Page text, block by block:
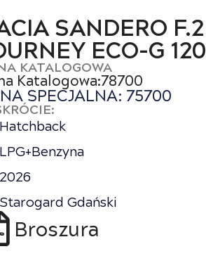
SANDERO F.2
ECO-G 120
KATALOGOWA
Katalogowa:78700
SPECJALNA: 75700
Hatchback
LPG+Benzyna
2026
Starogard Gdański
Broszura